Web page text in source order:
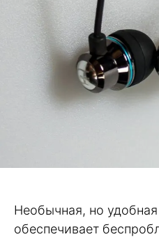
Необычная, но
обеспечивает